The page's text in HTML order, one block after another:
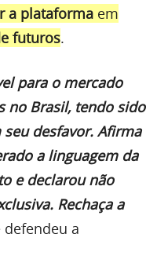
a plataforma em
futuros.
para o mercado
no Brasil, tendo sido
desfavor. Afirma
a linguagem da
e declarou não
Rechaça a
defendeu a